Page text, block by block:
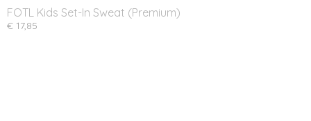
FOTL Kids Set-In Sweat (Premium)
€ 17,85